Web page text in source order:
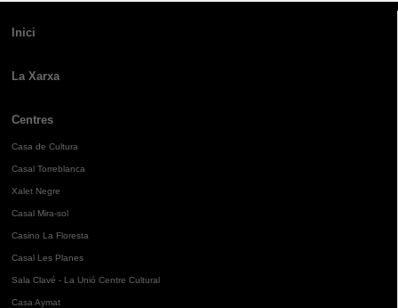
Inici
La Xarxa
Centres
Casa de Cultura
Casal Torreblanca
Xalet Negre
Casal Mira-sol
Casino La Floresta
Casal Les Planes
Sala Clavé - La Unió Centre Cultural
Casa Aymat